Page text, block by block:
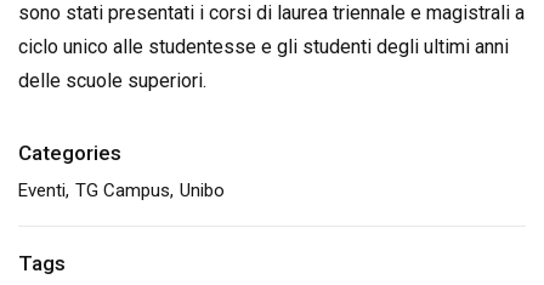
sono stati presentati i corsi di laurea triennale e magistrali a
ciclo unico alle studentesse e gli studenti degli ultimi anni
delle scuole superiori.
Categories
Eventi TG Campus Unibo
Tags